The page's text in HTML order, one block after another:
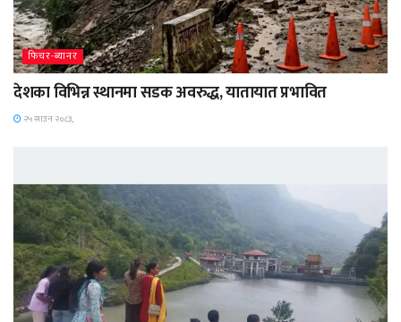
फिचर-ब्यानर
देशका विभिन्न स्थानमा सडक अवरुद्ध, यातायात प्रभावित
२५ साउन २०८३,